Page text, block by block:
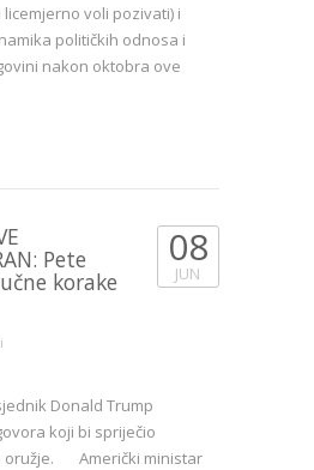
voli pozivati) i
političkih odnosa i
nakon oktobra ove
Pete
korake
08
JUN
Donald Trump
koji bi spriječio
oružje. Američki ministar